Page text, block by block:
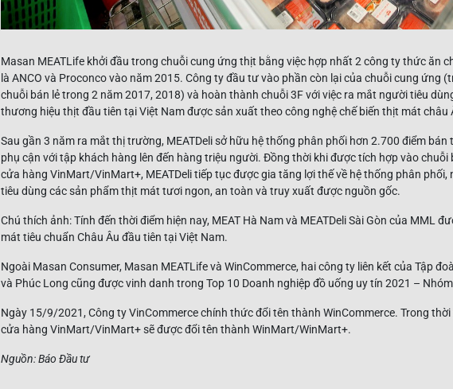
Masan MEATLife khởi đầu trong chuỗi cung ứng thịt bằng việc hợp nhất 2 công ty thức ăn
là ANCO và Proconco vào năm 2015. Công ty đầu tư vào phần còn lại của chuỗi cung ứng
chuỗi bán lẻ trong 2 năm 2017, 2018) và hoàn thành chuỗi 3F với việc ra mắt người tiêu
thương hiệu thịt đầu tiên tại Việt Nam được sản xuất theo công nghệ chế biến thịt mát châu
Sau gần 3 năm ra mắt thị trường, MEATDeli sở hữu hệ thống phân phối hơn 2.700 điểm bán
phụ cận với tập khách hàng lên đến hàng triệu người. Đồng thời khi được tích hợp vào chuỗi
cửa hàng VinMart/VinMart+, MEATDeli tiếp tục được gia tăng lợi thế về hệ thống phân
tiêu dùng các sản phẩm thịt mát tươi ngon, an toàn và truy xuất được nguồn gốc.
Chú thích ảnh: Tính đến thời điểm hiện nay, MEAT Hà Nam và MEATDeli Sài Gòn của MML
mát tiêu chuẩn Châu Âu đầu tiên tại Việt Nam.
Ngoài Masan Consumer, Masan MEATLife và WinCommerce, hai công ty liên kết của Tập
và Phúc Long cũng được vinh danh trong Top 10 Doanh nghiệp đồ uống uy tín 2021 –
Ngày 15/9/2021, Công ty VinCommerce chính thức đổi tên thành WinCommerce. Trong
cửa hàng VinMart/VinMart+ sẽ được đổi tên thành WinMart/WinMart+.
Nguồn: Báo Đầu tư